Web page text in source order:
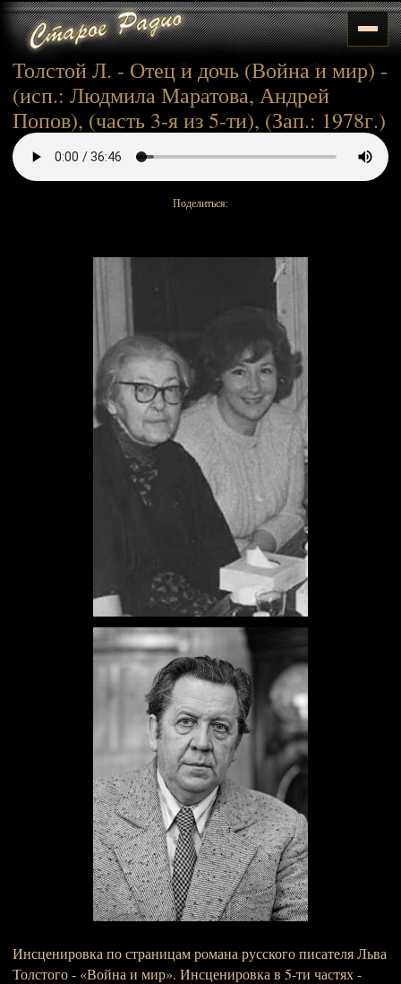
Толстой Л. - Отец и дочь (Война и мир) -
(исп.: Людмила Маратова, Андрей
Попов), (часть 3-я из 5-ти), (Зап.: 1978г.)
Поделиться:
Инсценировка по страницам романа русского писателя Льва
Толстого - «Война и мир». Инсценировка в 5-ти частях -